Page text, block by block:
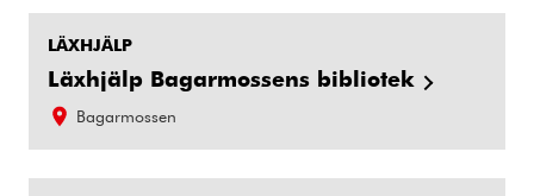
LÄXHJÄLP
Läxhjälp Bagarmossens bibliotek
Bagarmossen